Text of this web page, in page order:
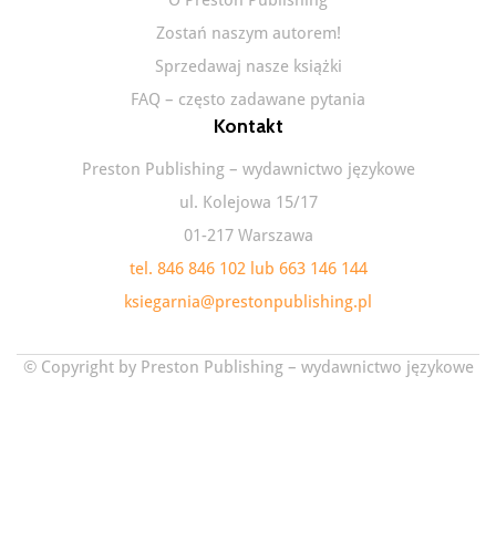
Zostań naszym autorem!
Sprzedawaj nasze książki
FAQ – często zadawane pytania
Kontakt
Preston Publishing – wydawnictwo językowe
ul. Kolejowa 15/17
01-217 Warszawa
tel. 846 846 102 lub 663 146 144
ksiegarnia@prestonpublishing.pl
© Copyright by Preston Publishing – wydawnictwo językowe